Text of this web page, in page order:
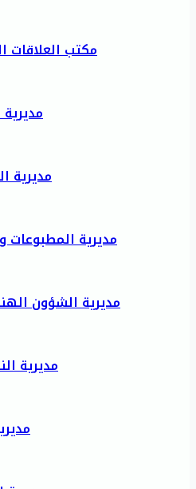
مكتب العلاقات
مديرية
مديرية
مديرية المطبوعات
مديرية الشؤون
مديرية